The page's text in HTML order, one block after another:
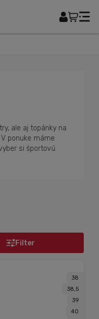
ale aj topánky na
ponuke máme
si športovú
Filter
38
38,5
39
40